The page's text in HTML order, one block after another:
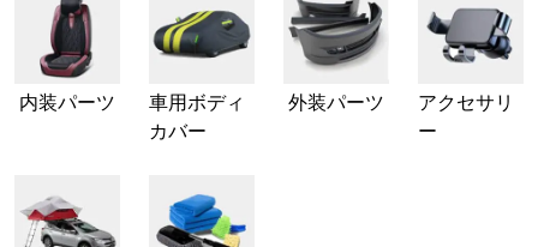
内装パーツ
車用ボディ
カバー
外装パーツ
アクセサリ
ー